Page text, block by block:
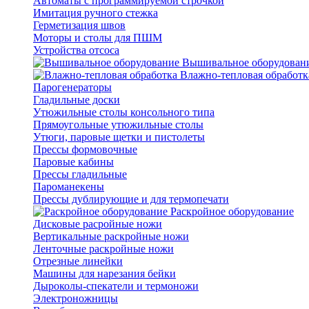
Имитация ручного стежка
Герметизация швов
Моторы и столы для ПШМ
Устройства отсоса
Вышивальное
Влажно-тепловая
Парогенераторы
Гладильные доски
Утюжильные столы консольного типа
Прямоугольные утюжильные столы
Утюги, паровые щетки и пистолеты
Прессы формовочные
Паровые кабины
Прессы гладильные
Пароманекены
Прессы дублирующие и для термопечати
Раскройное оборудование
Дисковые расройные ножи
Вертикальные раскройные ножи
Ленточные раскройные ножи
Отрезные линейки
Машины для нарезания бейки
Дыроколы-спекатели и термоножи
Электроножницы